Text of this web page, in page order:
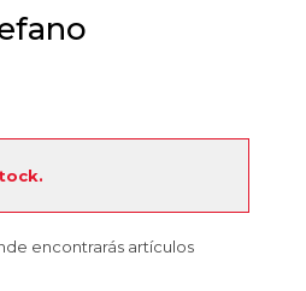
encontrarás artículos